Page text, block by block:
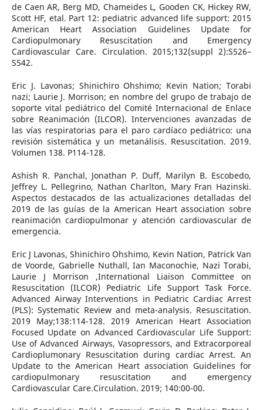
de Caen AR, Berg MD, Chameides L, Gooden CK, Hickey RW,
Scott HF, etal. Part 12: pediatric advanced life support: 2015
American Heart Association Guidelines Update for
Cardiopulmonary Resuscitation and Emergency
Cardiovascular Care. Circulation. 2015;132(suppl 2):S526–
S542.
Eric J. Lavonas; Shinichiro Ohshimo; Kevin Nation; Torabi
nazi; Laurie J. Morrison; en nombre del grupo de trabajo de
soporte vital pediátrico del Comité Internacional de Enlace
sobre Reanimación (ILCOR). Intervenciones avanzadas de
las vías respiratorias para el paro cardíaco pediátrico: una
revisión sistemática y un metanálisis. Resuscitation. 2019.
Volumen 138. P114-128.
Ashish R. Panchal, Jonathan P. Duff, Marilyn B. Escobedo,
Jeffrey L. Pellegrino, Nathan Charlton, Mary Fran Hazinski.
Aspectos destacados de las actualizaciones detalladas del
2019 de las guías de la American Heart association sobre
reanimación cardiopulmonar y atención cardiovascular de
emergencia.
Eric J Lavonas, Shinichiro Ohshimo, Kevin Nation, Patrick Van
de Voorde, Gabrielle Nuthall, Ian Maconochie, Nazi Torabi,
Laurie J Morrison ,International Liaison Committee on
Resuscitation (ILCOR) Pediatric Life Support Task Force.
Advanced Airway Interventions in Pediatric Cardiac Arrest
(PLS): Systematic Review and meta-analysis. Resuscitation.
2019 May;138:114-128. 2019 American Heart Association
Focused Update on Advanced Cardiovascular Life Support:
Use of Advanced Airways, Vasopressors, and Extracorporeal
Cardioplumonary Resuscitation during cardiac Arrest. An
Update to the American Heart association Guidelines for
cardiopulmonary resuscitation and emergency
Cardiovascular Care.Circulation. 2019; 140:00-00.